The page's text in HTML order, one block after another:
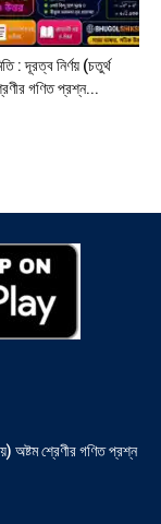
: দূরত্ব নির্ণয় (চতুর্থ
গণিত প্রশ্ন...
অষ্টম শ্রেণীর গণিত প্রশ্ন